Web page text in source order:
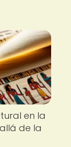
en la
de la